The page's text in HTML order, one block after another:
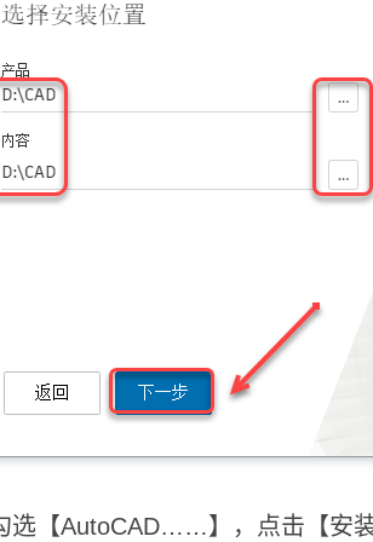
选【AutoCAD……】，点击【安